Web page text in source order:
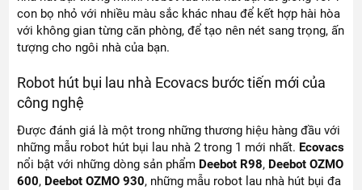
con bọ nhỏ với nhiều màu sắc khác nhau để kết hợp hài hòa
với không gian từng căn phòng, để tạo nên nét sang trọng, ấn
tượng cho ngôi nhà của bạn.
Robot hút bụi lau nhà Ecovacs bước tiến mới của
công nghệ
Được đánh giá là một trong những thương hiệu hàng đầu với
những mẫu robot hút bụi lau nhà 2 trong 1 mới nhất. Ecovacs
nổi bật với những dòng sản phẩm Deebot R98, Deebot OZMO
600, Deebot OZMO 930, những mẫu robot lau nhà hút bụi đa